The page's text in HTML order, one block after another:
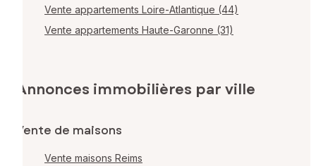
Vente appartements Loire-Atlantique (44)
Vente appartements Haute-Garonne (31)
Annonces immobilières par ville
Vente de maisons
Vente maisons Reims